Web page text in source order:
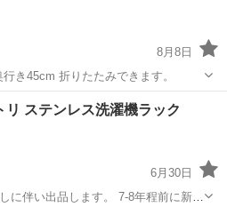
8月8日
サイズ 高さ150cm 横幅60cm 奥行き45cm 折りたたみできます。
木製
リ ステンレス洗濯機ラック
6月30日